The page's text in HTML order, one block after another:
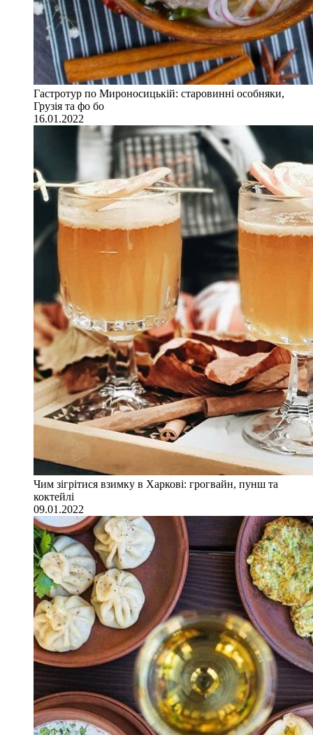
Гастротур по Мироносицькій: старовинні особняки,
Грузія та фо бо
16.01.2022
Чим зігрітися взимку в Харкові: грогвайн, пунш та
коктейлі
09.01.2022